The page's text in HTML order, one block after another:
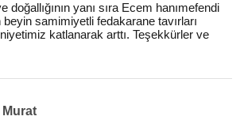
doğallığının yanı sıra Ecem hanımefendi
samimiyetli fedakarane tavırları
katlanarak arttı. Teşekkürler ve
Murat